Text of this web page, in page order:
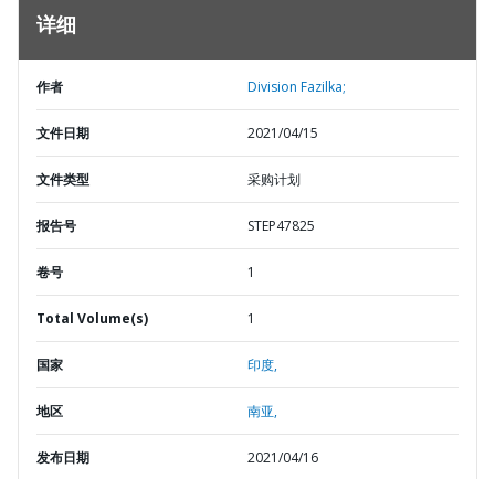
详细
作者 Division Fazilka;
文件日期 2021/04/15
文件类型 采购计划
报告号 STEP47825
卷号 1
Total Volume(s) 1
国家 印度,
地区 南亚,
发布日期 2021/04/16